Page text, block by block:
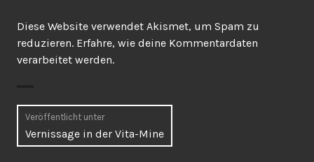
Diese Website verwendet Akismet, um Spam zu
reduzieren. Erfahre, wie deine Kommentardaten
verarbeitet werden.
Beitragsnavigation
Veröffentlicht unter
Vernissage in der Vita-Mine